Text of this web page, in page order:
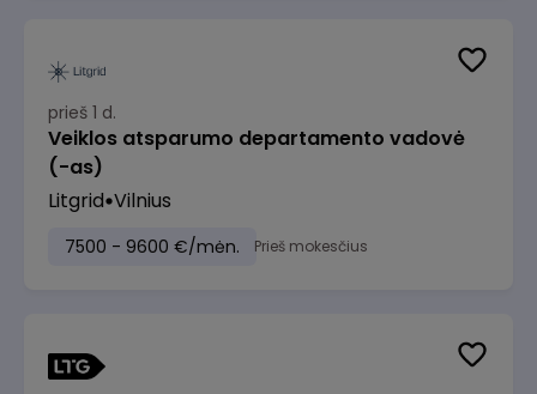
prieš 1 d.
Veiklos atsparumo departamento vadovė
(-as)
Litgrid Vilnius
7500 - 9600 €/mėn. Prieš mokesčius